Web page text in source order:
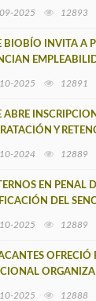
2025 12893
BIOBÍO INVITA A
2025 12891
ABRE
Y
2024 12889
EN PENAL
DEL
2025 12889
OFRECIÓ
2025 12888